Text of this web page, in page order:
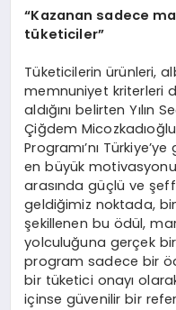
“Kazanan sadece
tüketiciler”
Tüketicilerin ürünleri,
memnuniyet kriterleri
aldığını belirten Yılın
Çiğdem
Programı’nı
en büyük
arasında güçlü ve
geldiğimiz noktada,
şekillenen bu ödül,
yolculuğuna gerçek
program sadece bir
bir tüketici onayı
içinse güvenilir bir